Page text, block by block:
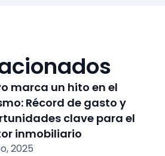
marca un hito en el
Récord de gasto y
clave para el
inmobiliario
2025